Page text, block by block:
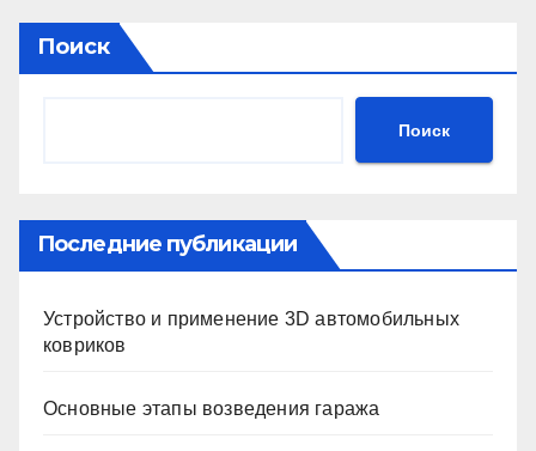
Поиск
Поиск
Последние публикации
Устройство и применение 3D автомобильных
ковриков
Основные этапы возведения гаража